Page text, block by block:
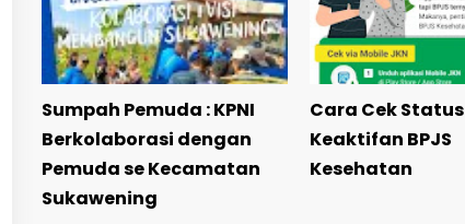
Sumpah Pemuda : KPNI
Berkolaborasi dengan
Pemuda se Kecamatan
Sukawening
Cara Cek Status
Keaktifan BPJS
Kesehatan